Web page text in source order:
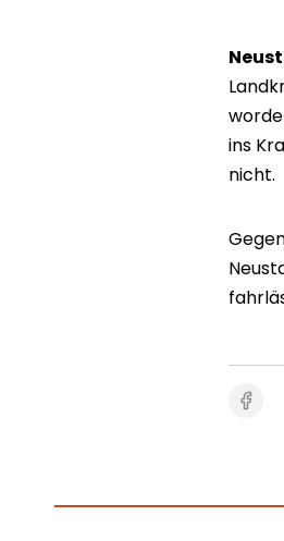
ins
nicht.